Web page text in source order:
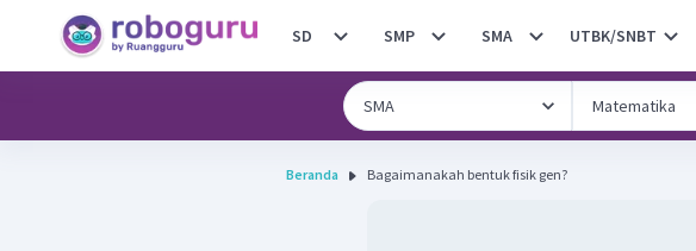
SD SMP SMA UTBK/SNBT
Beranda Bagaimanakah bentuk fisik gen?